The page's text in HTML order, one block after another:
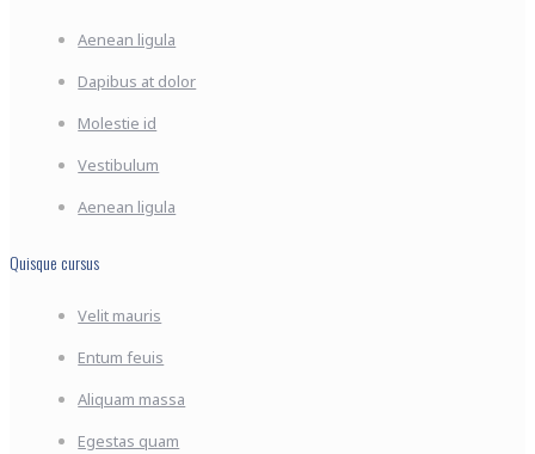
Aenean ligula
Dapibus at dolor
Molestie id
Vestibulum
Aenean ligula
Quisque cursus
Velit mauris
Entum feuis
Aliquam massa
Egestas quam